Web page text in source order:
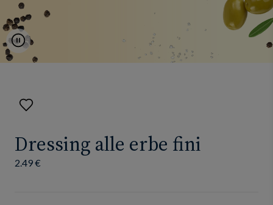
Pause
Aggiungi
Dressing alle erbe fini
2.49 €